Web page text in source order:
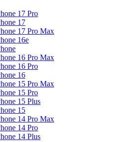
17 Pro
17
17 Pro Max
16e
16 Pro Max
16 Pro
16
15 Pro Max
15 Pro
15 Plus
15
14 Pro Max
14 Pro
14 Plus